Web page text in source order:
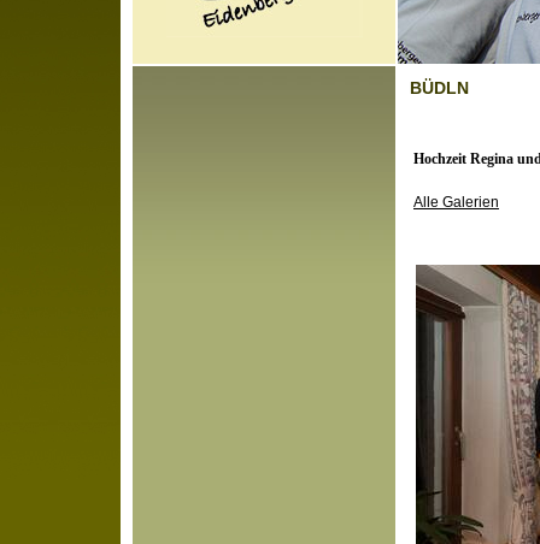
BÜDLN
Hochzeit Regina
Alle Galerien